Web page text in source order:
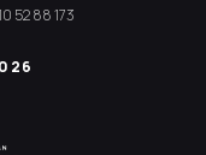
52 88 173